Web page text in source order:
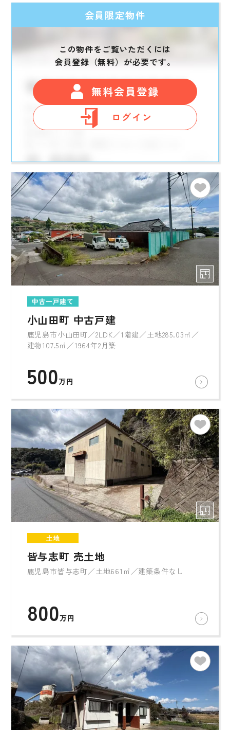
会員限定物件
この物件をご覧いただくには
会員登録（無料）が必要です。
無料会員登録
ログイン
中古一戸建て
小山田町 中古戸建
鹿児島市小山田町／2LDK／1階建／土地285.03㎡／
建物107.5㎡／1964年2月築
500万円
土地
皆与志町 売土地
鹿児島市皆与志町／土地661㎡／建築条件なし
800万円